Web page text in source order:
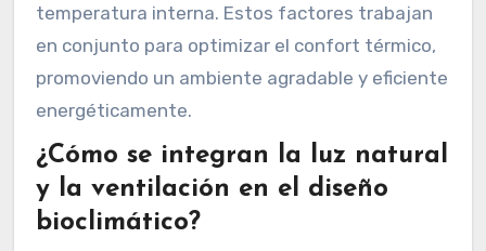
temperatura interna. Estos factores trabajan
en conjunto para optimizar el confort térmico,
promoviendo un ambiente agradable y eficiente
energéticamente.
¿Cómo se integran la luz natural
y la ventilación en el diseño
bioclimático?